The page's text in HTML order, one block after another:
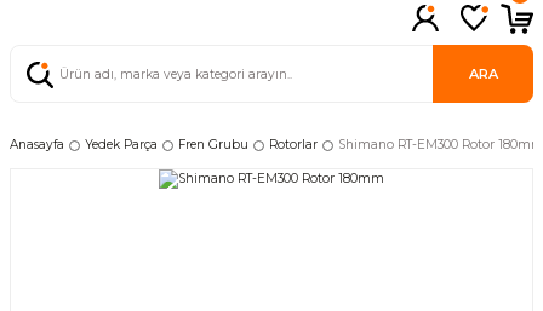
ARA
Anasayfa Yedek Parça Fren Grubu Rotorlar Shimano RT-EM300 Rotor 180mm